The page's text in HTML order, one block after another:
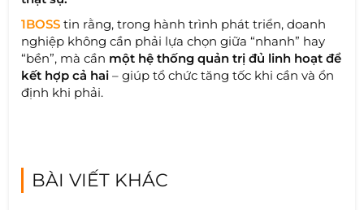
1BOSS tin rằng, trong hành trình phát triển, doanh
nghiệp không cần phải lựa chọn giữa “nhanh” hay
“bền”, mà cần một hệ thống quản trị đủ linh hoạt để
kết hợp cả hai – giúp tổ chức tăng tốc khi cần và ổn
định khi phải.
BÀI VIẾT KHÁC